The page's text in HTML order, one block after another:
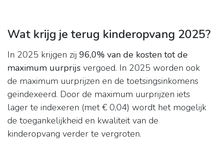
Wat krijg je terug kinderopvang 2025?
In 2025 krijgen zij 96,0% van de kosten tot de
maximum uurprijs vergoed. In 2025 worden ook
de maximum uurprijzen en de toetsingsinkomens
geïndexeerd. Door de maximum uurprijzen iets
lager te indexeren (met € 0,04) wordt het mogelijk
de toegankelijkheid en kwaliteit van de
kinderopvang verder te vergroten.